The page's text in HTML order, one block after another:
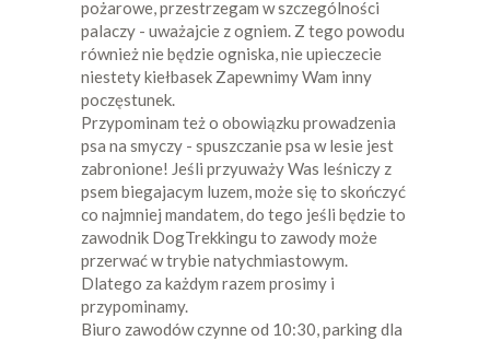
pożarowe, przestrzegam w szczególności
palaczy - uważajcie z ogniem. Z tego powodu
również nie będzie ogniska, nie upieczecie
niestety kiełbasek Zapewnimy Wam inny
poczęstunek.
Przypominam też o obowiązku prowadzenia
psa na smyczy - spuszczanie psa w lesie jest
zabronione! Jeśli przyuważy Was leśniczy z
psem biegajacym luzem, może się to skończyć
co najmniej mandatem, do tego jeśli będzie to
zawodnik DogTrekkingu to zawody może
przerwać w trybie natychmiastowym.
Dlatego za każdym razem prosimy i
przypominamy.
Biuro zawodów czynne od 10:30, parking dla